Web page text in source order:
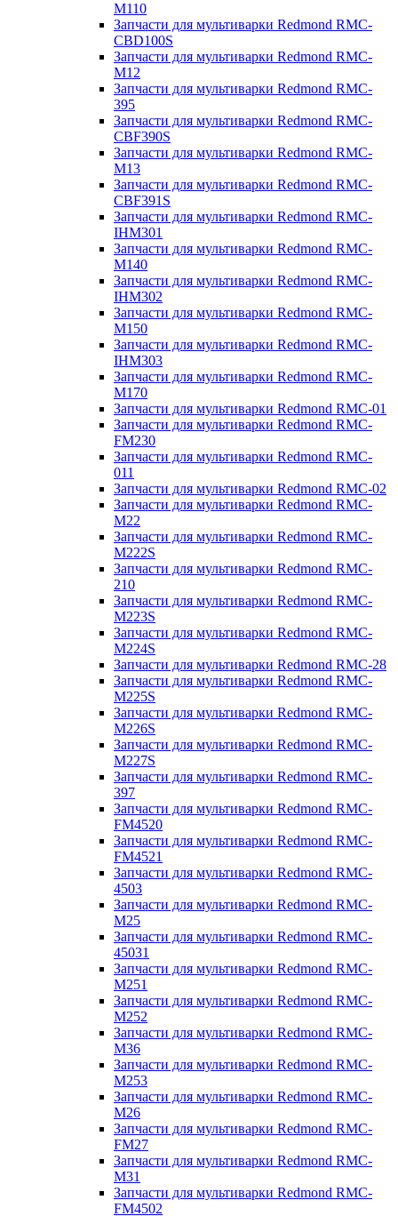
M110
Запчасти для мультиварки Redmond RMC-
CBD100S
Запчасти для мультиварки Redmond RMC-
M12
Запчасти для мультиварки Redmond RMC-
395
Запчасти для мультиварки Redmond RMC-
CBF390S
Запчасти для мультиварки Redmond RMC-
M13
Запчасти для мультиварки Redmond RMC-
CBF391S
Запчасти для мультиварки Redmond RMC-
IHM301
Запчасти для мультиварки Redmond RMC-
M140
Запчасти для мультиварки Redmond RMC-
IHM302
Запчасти для мультиварки Redmond RMC-
M150
Запчасти для мультиварки Redmond RMC-
IHM303
Запчасти для мультиварки Redmond RMC-
M170
Запчасти для мультиварки Redmond RMC-01
Запчасти для мультиварки Redmond RMC-
FM230
Запчасти для мультиварки Redmond RMC-
011
Запчасти для мультиварки Redmond RMC-02
Запчасти для мультиварки Redmond RMC-
M22
Запчасти для мультиварки Redmond RMC-
M222S
Запчасти для мультиварки Redmond RMC-
210
Запчасти для мультиварки Redmond RMC-
M223S
Запчасти для мультиварки Redmond RMC-
M224S
Запчасти для мультиварки Redmond RMC-28
Запчасти для мультиварки Redmond RMC-
M225S
Запчасти для мультиварки Redmond RMC-
M226S
Запчасти для мультиварки Redmond RMC-
M227S
Запчасти для мультиварки Redmond RMC-
397
Запчасти для мультиварки Redmond RMC-
FM4520
Запчасти для мультиварки Redmond RMC-
FM4521
Запчасти для мультиварки Redmond RMC-
4503
Запчасти для мультиварки Redmond RMC-
M25
Запчасти для мультиварки Redmond RMC-
45031
Запчасти для мультиварки Redmond RMC-
M251
Запчасти для мультиварки Redmond RMC-
M252
Запчасти для мультиварки Redmond RMC-
M36
Запчасти для мультиварки Redmond RMC-
M253
Запчасти для мультиварки Redmond RMC-
M26
Запчасти для мультиварки Redmond RMC-
FM27
Запчасти для мультиварки Redmond RMC-
M31
Запчасти для мультиварки Redmond RMC-
FM4502